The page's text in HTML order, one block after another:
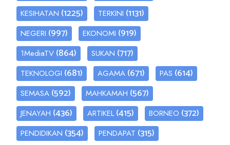
KESIHATAN (1225) TERKINI (1131)
NEGERI (997) EKONOMI (919)
1MediaTV (864) SUKAN (717)
TEKNOLOGI (681) AGAMA (671) PAS (614)
SEMASA (592) MAHKAMAH (567)
JENAYAH (436) ARTIKEL (415) BORNEO (372)
PENDIDIKAN (354) PENDAPAT (315)